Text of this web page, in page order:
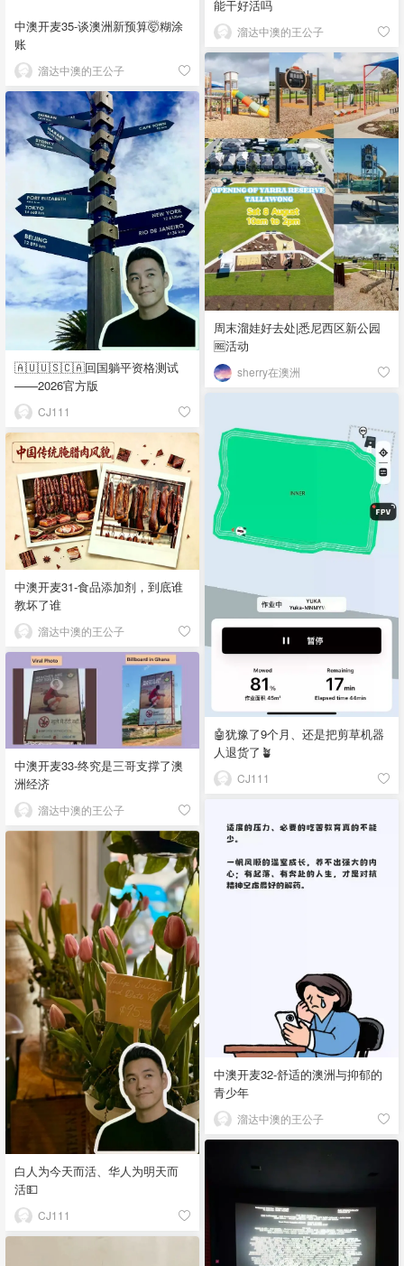
中澳开麦35-谈澳洲新预算🤯糊涂
账
溜达中澳的王公子
能干好活吗
溜达中澳的王公子
周末溜娃好去处|悉尼西区新公园
🆓活动
sherry在澳洲
🇦🇺🇺🇸🇨🇦回国躺平资格测试
——2026官方版
CJ111
🤖犹豫了9个月、还是把剪草机器
人退货了🪴
CJ111
中澳开麦31-食品添加剂，到底谁
教坏了谁
溜达中澳的王公子
中澳开麦33-终究是三哥支撑了澳
洲经济
溜达中澳的王公子
中澳开麦32-舒适的澳洲与抑郁的
青少年
溜达中澳的王公子
白人为今天而活、华人为明天而
活💵
CJ111